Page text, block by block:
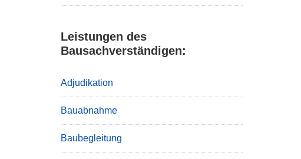
Leistungen des
Bausachverständigen:
Adjudikation
Bauabnahme
Baubegleitung